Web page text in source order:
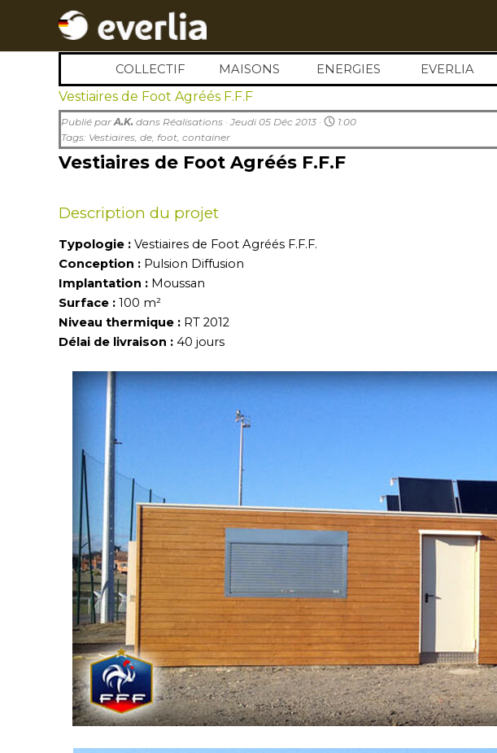
COLLECTIF ▼
MAISONS ▼
ENERGIES EVERLIA
Vestiaires de Foot Agréés F.F.F
Publié parA.K. dans Réalisations · Jeudi 05 Déc 2013 ·
1:00
Tags: Vestiaires, de, foot, container
Vestiaires de Foot Agréés F.F.F
Description du projet
Typologie : Vestiaires de Foot Agréés F.F.F.
Conception : Pulsion Diffusion
Implantation : Moussan
Surface : 100 m²
Niveau thermique : RT 2012
Délai de livraison : 40 jours